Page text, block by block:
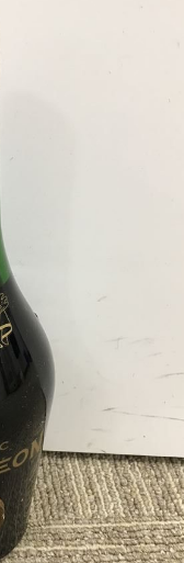
ホーテ弁天町店
精一杯のご案内
ております。